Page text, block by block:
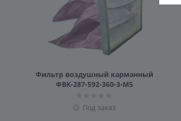
Фильтр воздушный карманный
ФВК-287-592-360-3-M5
Под заказ